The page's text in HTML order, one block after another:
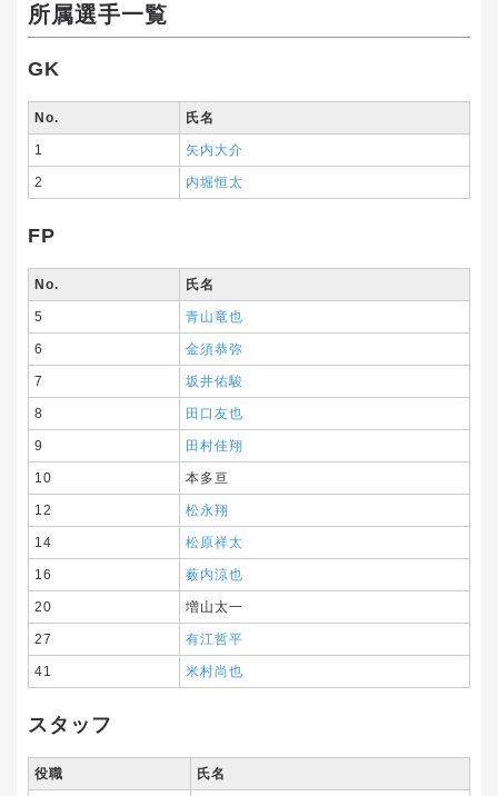
所属選手一覧
GK
No. 氏名
1 矢内大介
2 内堀恒太
FP
No. 氏名
5 青山竜也
6 金須恭弥
7 坂井佑駿
8 田口友也
9 田村佳翔
10 本多亘
12 松永翔
14 松原祥太
16 薮内涼也
20 増山太一
27 有江哲平
41 米村尚也
スタッフ
役職 氏名